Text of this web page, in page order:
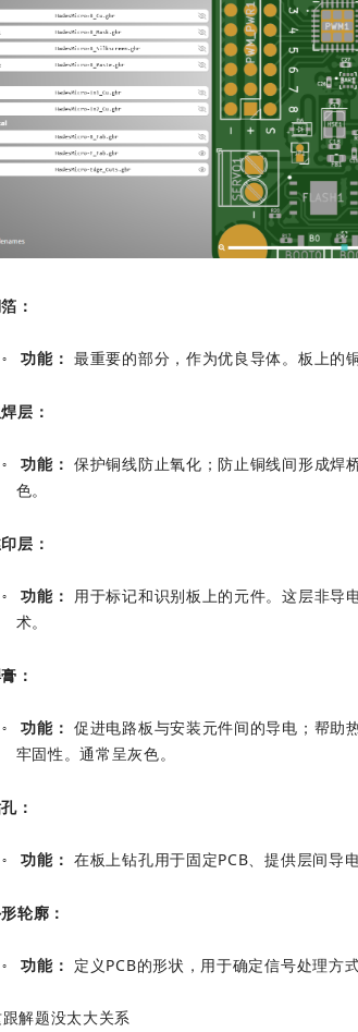
：
○ 功能： 最重要的部分，作为优良导体。板上的
层：
○ 功能： 保护铜线防止氧化；防止铜线间形成焊
色。
层：
○ 功能：
用于标记和识别板上的元件。这层非导
术。
：
○ 功能： 促进电路板与安装元件间的导电；帮助
牢固性。通常呈灰色。
：
○ 功能： 在板上钻孔用于固定PCB、提供层间导
轮廓：
○ 功能： 定义PCB的形状，用于确定信号处理方